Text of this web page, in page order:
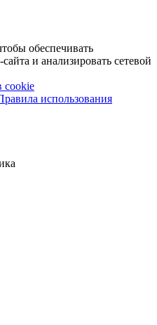
обеспечивать
и анализировать сетевой
cookie
использования